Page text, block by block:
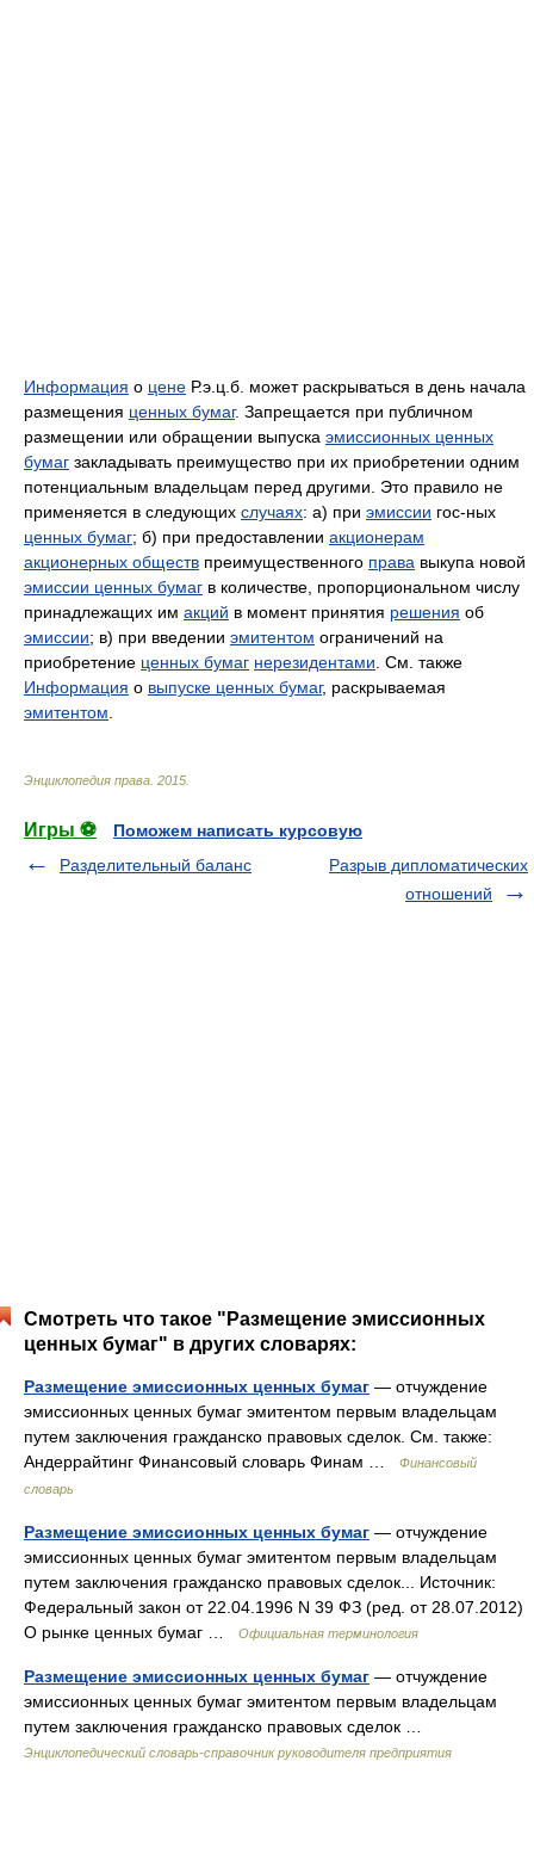
Информация о цене Р.э.ц.б. может раскрываться в день начала
размещения ценных бумаг. Запрещается при публичном
размещении или обращении выпуска эмиссионных ценных
бумаг закладывать преимущество при их приобретении одним
потенциальным владельцам перед другими. Это правило не
применяется в следующих случаях: а) при эмиссии гос-ных
ценных бумаг; б) при предоставлении акционерам
акционерных обществ преимущественного права выкупа новой
эмиссии ценных бумаг в количестве, пропорциональном числу
принадлежащих им акций в момент принятия решения об
эмиссии; в) при введении эмитентом ограничений на
приобретение ценных бумаг нерезидентами . См. также
Информация о выпуске ценных бумаг, раскрываемая
эмитентом
Энциклопедия права 2015
Игры ⚽
Поможем написать курсовую
Разделительный баланс
Разрыв дипломатических
отношений
Смотреть что такое "Размещение эмиссионных
ценных бумаг" в других словарях:
Размещение эмиссионных ценных бумаг — отчуждение
эмиссионных ценных бумаг эмитентом первым владельцам
путем заключения гражданско правовых сделок. См. также:
Андеррайтинг Финансовый словарь Финам …
Финансовый
словарь
Размещение эмиссионных ценных бумаг — отчуждение
эмиссионных ценных бумаг эмитентом первым владельцам
путем заключения гражданско правовых сделок... Источник:
Федеральный закон от 22.04.1996 N 39 ФЗ (ред. от 28.07.2012)
О рынке ценных бумаг …
Официальная терминология
Размещение эмиссионных ценных бумаг — отчуждение
эмиссионных ценных бумаг эмитентом первым владельцам
путем заключения гражданско правовых сделок …
Энциклопедический словарь-справочник руководителя предприятия